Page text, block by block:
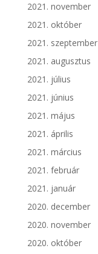
2021. november
2021. október
2021. szeptember
2021. augusztus
2021. július
2021. június
2021. május
2021. április
2021. március
2021. február
2021. január
2020. december
2020. november
2020. október